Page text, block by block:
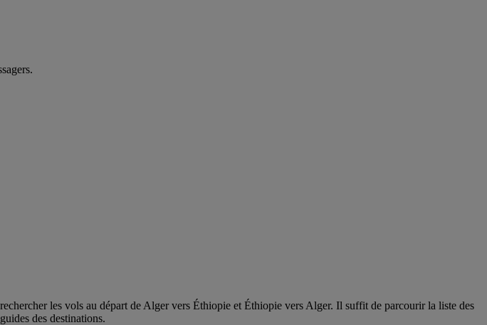
les vols au départ de Alger vers Éthiopie et Éthiopie vers Alger. Il suffit de parcourir la liste des
des destinations.